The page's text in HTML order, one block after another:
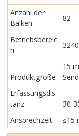
Anzahl der
Balken
82
Betriebsbereic
h
Produktgröße
15
Erfassungsdis
tanz
30-
Ansprechzeit
≤15